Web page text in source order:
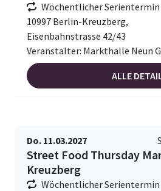
Wöchentlicher Serientermin
10997 Berlin-Kreuzberg,
Eisenbahnstrasse 42/43
Veranstalter: Markthalle Neun
ALLE
Do. 11.03.2027
Street Food Thursday
Kreuzberg
Wöchentlicher Serientermin